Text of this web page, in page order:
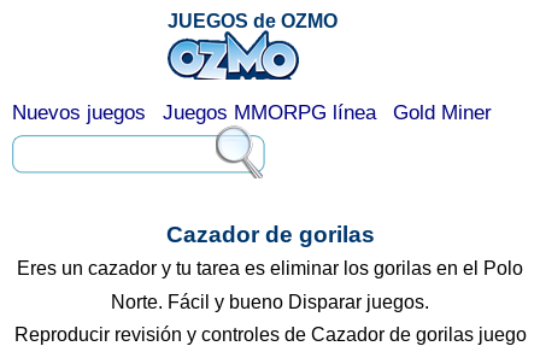
Cazador de gorilas
Eres un cazador y tu tarea es eliminar los gorilas en el Polo
Norte. Fácil y bueno Disparar juegos.
Reproducir revisión y controles de Cazador de gorilas juego
JUEGOS de OZMO
Nuevos juegos Juegos MMORPG línea Gold Miner